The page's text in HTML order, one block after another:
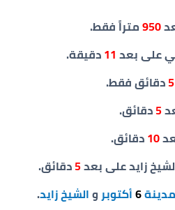
950متراً فقط.
على بعد 11دقيقة.
5دقائق فقط.
5دقائق.
10دقائق.
زايد على بعد5دقائق.
مدينة6أكتوبروالشيخ زايد.